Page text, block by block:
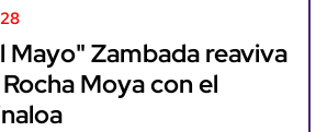
Mayo" Zambada reaviva
Moya con el